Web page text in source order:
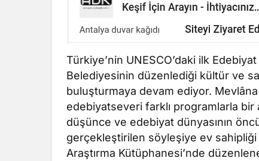
Türkiye’nin UNESCO’daki ilk
Belediyesinin düzenlediği kültür ve
buluşturmaya devam ediyor.
edebiyatseveri farklı programlarla
düşünce ve edebiyat dünyasının
gerçekleştirilen söyleşiye ev sahipliği
Araştırma Kütüphanesi’nde